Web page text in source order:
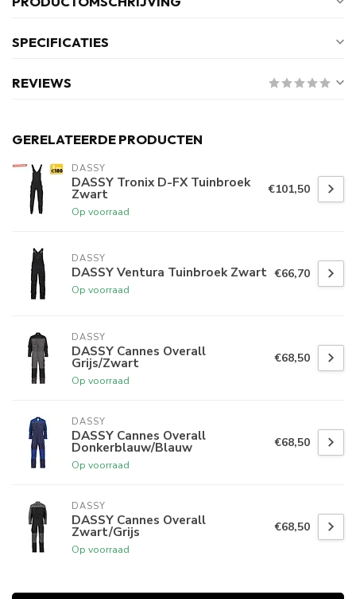
SPECIFICATIES
REVIEWS
GERELATEERDE PRODUCTEN
DASSY
DASSY Tronix D-FX Tuinbroek
Zwart
Op voorraad
€101,50
DASSY
DASSY Ventura Tuinbroek Zwart
Op voorraad
€66,70
DASSY
DASSY Cannes Overall
Grijs/Zwart
Op voorraad
€68,50
DASSY
DASSY Cannes Overall
Donkerblauw/Blauw
Op voorraad
€68,50
DASSY
DASSY Cannes Overall
Zwart/Grijs
Op voorraad
€68,50